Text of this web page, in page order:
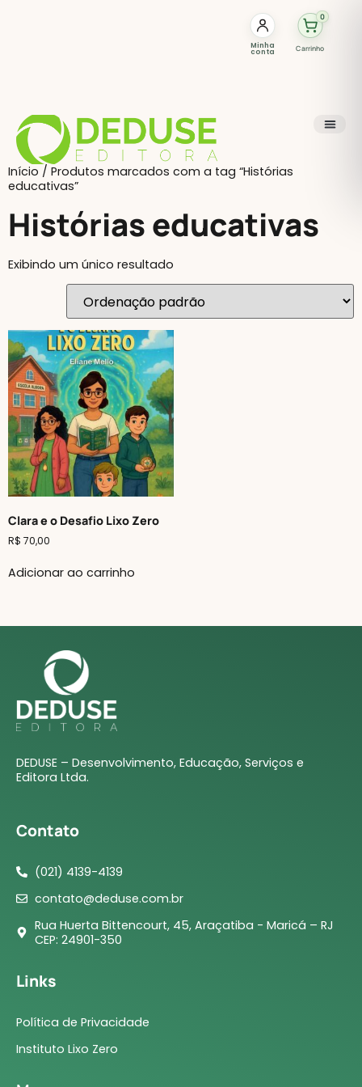
Minha
conta Carrinho
0
Início / Produtos marcados com a tag “Histórias
educativas”
Histórias educativas
Exibindo um único resultado
Clara e o Desafio Lixo Zero
R$ 70,00
Adicionar ao carrinho
DEDUSE – Desenvolvimento, Educação, Serviços e
Editora Ltda.
Contato
(021) 4139-4139
contato@deduse.com.br
Rua Huerta Bittencourt, 45, Araçatiba - Maricá – RJ
CEP: 24901-350
Links
Política de Privacidade
Instituto Lixo Zero